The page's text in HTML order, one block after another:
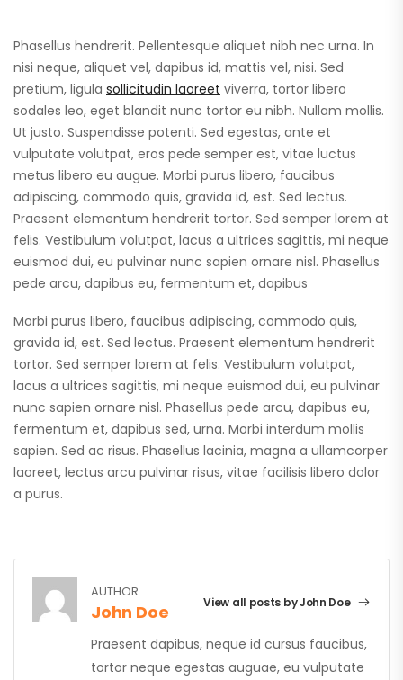
Phasellus hendrerit. Pellentesque aliquet nibh nec urna. In
nisi neque, aliquet vel, dapibus id, mattis vel, nisi. Sed
pretium, ligula sollicitudin laoreet viverra, tortor libero
sodales leo, eget blandit nunc tortor eu nibh. Nullam mollis.
Ut justo. Suspendisse potenti. Sed egestas, ante et
vulputate volutpat, eros pede semper est, vitae luctus
metus libero eu augue. Morbi purus libero, faucibus
adipiscing, commodo quis, gravida id, est. Sed lectus.
Praesent elementum hendrerit tortor. Sed semper lorem at
felis. Vestibulum volutpat, lacus a ultrices sagittis, mi neque
euismod dui, eu pulvinar nunc sapien ornare nisl. Phasellus
pede arcu, dapibus eu, fermentum et, dapibus
Morbi purus libero, faucibus adipiscing, commodo quis,
gravida id, est. Sed lectus. Praesent elementum hendrerit
tortor. Sed semper lorem at felis. Vestibulum volutpat,
lacus a ultrices sagittis, mi neque euismod dui, eu pulvinar
nunc sapien ornare nisl. Phasellus pede arcu, dapibus eu,
fermentum et, dapibus sed, urna. Morbi interdum mollis
sapien. Sed ac risus. Phasellus lacinia, magna a ullamcorper
laoreet, lectus arcu pulvinar risus, vitae facilisis libero dolor
a purus.
AUTHOR
John Doe View all posts by John Doe
Praesent dapibus, neque id cursus faucibus,
tortor neque egestas auguae, eu vulputate